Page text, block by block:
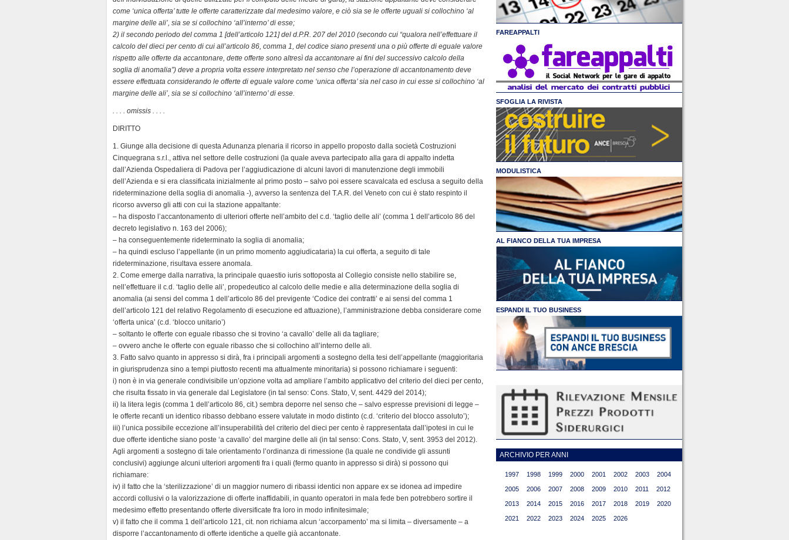
o
k
I
n
r
p
p
a
m
n
k
r
i
e
n
d
l
y
come ‘unica offerta’ tutte le offerte caratterizzate dal medesimo valore, e ciò sia se le offerte uguali si collochino ‘al
margine delle ali’, sia se si collochino ‘all’interno’ di esse;
2) il secondo periodo del comma 1 [dell’articolo 121] del d.P.R. 207 del 2010 (secondo cui “qualora nell’effettuare il
calcolo del dieci per cento di cui all’articolo 86, comma 1, del codice siano presenti una o più offerte di eguale valore
rispetto alle offerte da accantonare, dette offerte sono altresì da accantonare ai fini del successivo calcolo della
soglia di anomalia”) deve a propria volta essere interpretato nel senso che l’operazione di accantonamento deve
essere effettuata considerando le offerte di eguale valore come ‘unica offerta’ sia nel caso in cui esse si collochino ‘al
margine delle ali’, sia se si collochino ‘all’interno’ di esse.
. . . . omissis . . . .
DIRITTO
1. Giunge alla decisione di questa Adunanza plenaria il ricorso in appello proposto dalla società Costruzioni
Cinquegrana s.r.l., attiva nel settore delle costruzioni (la quale aveva partecipato alla gara di appalto indetta
dall’Azienda Ospedaliera di Padova per l’aggiudicazione di alcuni lavori di manutenzione degli immobili
dell’Azienda e si era classificata inizialmente al primo posto – salvo poi essere scavalcata ed esclusa a seguito della
rideterminazione della soglia di anomalia -), avverso la sentenza del T.A.R. del Veneto con cui è stato respinto il
ricorso avverso gli atti con cui la stazione appaltante:
– ha disposto l’accantonamento di ulteriori offerte nell’ambito del c.d. ‘taglio delle ali’ (comma 1 dell’articolo 86 del
decreto legislativo n. 163 del 2006);
– ha conseguentemente rideterminato la soglia di anomalia;
– ha quindi escluso l’appellante (in un primo momento aggiudicataria) la cui offerta, a seguito di tale
rideterminazione, risultava essere anomala.
2. Come emerge dalla narrativa, la principale quaestio iuris sottoposta al Collegio consiste nello stabilire se,
nell’effettuare il c.d. ‘taglio delle ali’, propedeutico al calcolo delle medie e alla determinazione della soglia di
anomalia (ai sensi del comma 1 dell’articolo 86 del previgente ‘Codice dei contratti’ e ai sensi del comma 1
dell’articolo 121 del relativo Regolamento di esecuzione ed attuazione), l’amministrazione debba considerare come
‘offerta unica’ (c.d. ‘blocco unitario’)
– soltanto le offerte con eguale ribasso che si trovino ‘a cavallo’ delle ali da tagliare;
– ovvero anche le offerte con eguale ribasso che si collochino all’interno delle ali.
3. Fatto salvo quanto in appresso si dirà, fra i principali argomenti a sostegno della tesi dell’appellante (maggioritaria
in giurisprudenza sino a tempi piuttosto recenti ma attualmente minoritaria) si possono richiamare i seguenti:
i) non è in via generale condivisibile un’opzione volta ad ampliare l’ambito applicativo del criterio del dieci per cento,
che risulta fissato in via generale dal Legislatore (in tal senso: Cons. Stato, V, sent. 4429 del 2014);
ii) la litera legis (comma 1 dell’articolo 86, cit.) sembra deporre nel senso che – salvo espresse previsioni di legge –
le offerte recanti un identico ribasso debbano essere valutate in modo distinto (c.d. ‘criterio del blocco assoluto’);
iii) l’unica possibile eccezione all’insuperabilità del criterio del dieci per cento è rappresentata dall’ipotesi in cui le
due offerte identiche siano poste ‘a cavallo’ del margine delle ali (in tal senso: Cons. Stato, V, sent. 3953 del 2012).
Agli argomenti a sostegno di tale orientamento l’ordinanza di rimessione (la quale ne condivide gli assunti
conclusivi) aggiunge alcuni ulteriori argomenti fra i quali (fermo quanto in appresso si dirà) si possono qui
richiamare:
iv) il fatto che la ‘sterilizzazione’ di un maggior numero di ribassi identici non appare ex se idonea ad impedire
accordi collusivi o la valorizzazione di offerte inaffidabili, in quanto operatori in mala fede ben potrebbero sortire il
medesimo effetto presentando offerte diversificate fra loro in modo infinitesimale;
v) il fatto che il comma 1 dell’articolo 121, cit. non richiama alcun ‘accorpamento’ ma si limita – diversamente – a
disporre l’accantonamento di offerte identiche a quelle già accantonate.
FAREAPPALTI
SFOGLIA LA RIVISTA
MODULISTICA
AL FIANCO DELLA TUA IMPRESA
ESPANDI IL TUO BUSINESS
ARCHIVIO PER ANNI
1997 1998 1999 2000 2001 2002 2003 2004
2005 2006 2007 2008 2009 2010 2011 2012
2013 2014 2015 2016 2017 2018 2019 2020
2021 2022 2023 2024 2025 2026